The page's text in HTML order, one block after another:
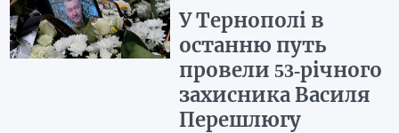
У Тернополі в
останню путь
провели 53-річного
захисника Василя
Перешлюгу